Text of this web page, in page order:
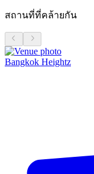
สถานที่ที่คล้ายกัน
Bangkok Heightz